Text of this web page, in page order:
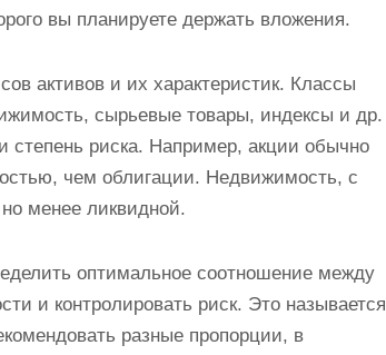
вы планируете держать вложения.
активов и их характеристик. Классы
сырьевые товары, индексы и др.
степень риска. Например, акции обычно
чем облигации. Недвижимость, с
менее ликвидной.
оптимальное соотношение между
и контролировать риск. Это называется
разные пропорции, в